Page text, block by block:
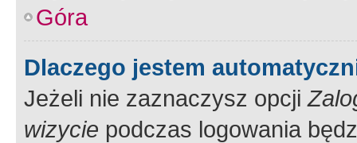
Góra
Dlaczego jestem
Jeżeli nie zaznaczysz opcji
wizycie podczas logowania